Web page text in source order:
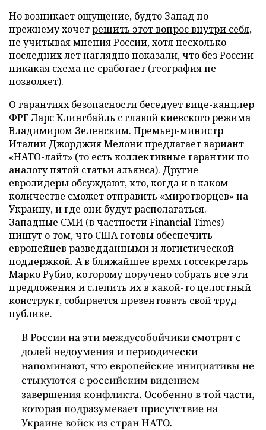
Но возникает ощущение, будто Запад по-
прежнему хочетрешить этот вопрос внутри себя,
не учитывая мнения России, хотя несколько
последних лет наглядно показали, что без России
никакая схема не сработает (география не
позволяет).
О гарантиях безопасности беседует вице-канцлер
ФРГ Ларс Клингбайль с главой киевского режима
Владимиром Зеленским. Премьер-министр
Италии Джорджия Мелони предлагает вариант
«НАТО-лайт» (то есть коллективные гарантии по
аналогу пятой статьи альянса). Другие
евролидеры обсуждают, кто, когда и в каком
количестве сможет отправить «миротворцев» на
Украину, и где они будут располагаться.
Западные СМИ (в частности Financial Times)
пишут о том, что США готовы обеспечить
европейцев разведданными и логистической
поддержкой. А в ближайшее время госсекретарь
Марко Рубио, которому поручено собрать все эти
предложения и слепить их в какой-то целостный
конструкт, собирается презентовать свой труд
публике.
В России на эти междусобойчики смотрят с
долей недоумения и периодически
напоминают, что европейские инициативы не
стыкуются с российским видением
завершения конфликта. Особенно в той части,
которая подразумевает присутствие на
Украине войск из стран НАТО.